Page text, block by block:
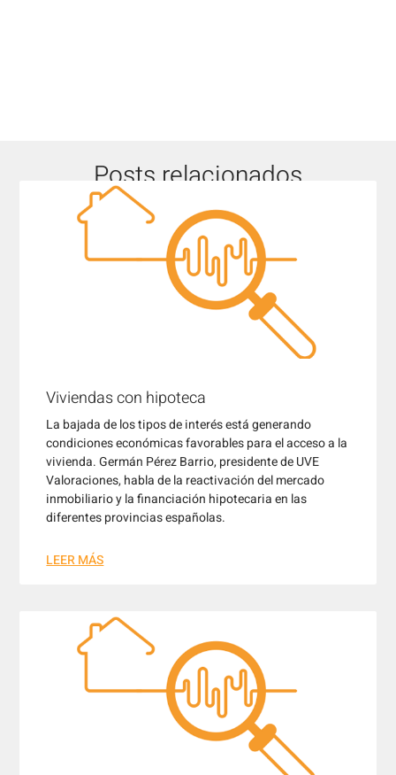
Posts relacionados
Viviendas con hipoteca
La bajada de los tipos de interés está generando
condiciones económicas favorables para el acceso a la
vivienda. Germán Pérez Barrio, presidente de UVE
Valoraciones, habla de la reactivación del mercado
inmobiliario y la financiación hipotecaria en las
diferentes provincias españolas.
LEER MÁS